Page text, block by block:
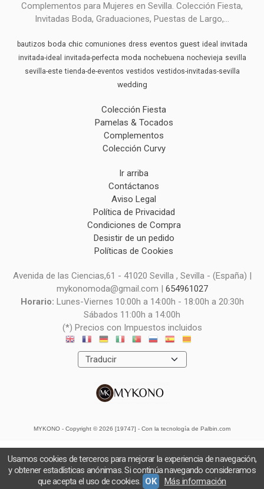
Complementos para Mujeres en Sevilla. Colección Fiesta,
Invitadas Boda, Graduaciones, Puestas de Largo,...
bautizos boda chic comuniones dress eventos guest ideal invitada
invitada-ideal invitada-perfecta moda nochebuena nochevieja sevilla
sevilla-este tienda-de-eventos vestidos vestidos-invitadas-sevilla
wedding
Colección Fiesta
Pamelas & Tocados
Complementos
Colección Curvy
Ir arriba
Contáctanos
Aviso Legal
Política de Privacidad
Condiciones de Compra
Desistir de un pedido
Políticas de Cookies
Avenida de las Ciencias,61 - 41020 Sevilla , Sevilla - (España) |
mykonomoda@gmail.com | 654961027
Horario: Lunes-Viernes 10:00h a 14:00h - 18:00h a 20:30h
Sábados 11:00h a 14:00h
(*) Precios con Impuestos incluidos
MYKONO - Copyright © 2026 [19747] - Con la tecnología de Palbin.com
Usamos cookies de terceros para mejorar la experiencia de navegación,
y obtener estadísticas anónimas. Si continúa navegando consideramos
que acepta el uso de cookies. OK Más información